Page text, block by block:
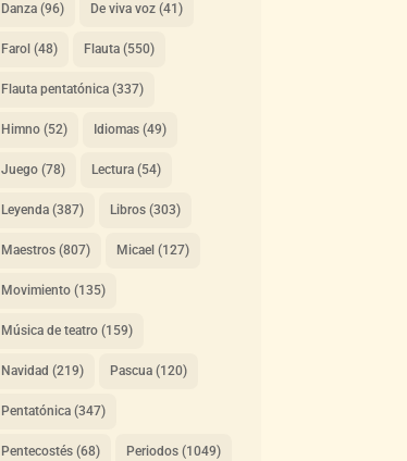
Danza(96) De viva voz(41)
Farol (48) Flauta(550)
Flauta pentatónica(337)
Himno(52) Idiomas(49)
Juego(78) Lectura(54)
Leyenda(387) Libros(303)
Maestros(807) Micael (127)
Movimiento(135)
Música de teatro(159)
Navidad (219) Pascua(120)
Pentatónica(347)
Pentecostés(68) Periodos(1049)